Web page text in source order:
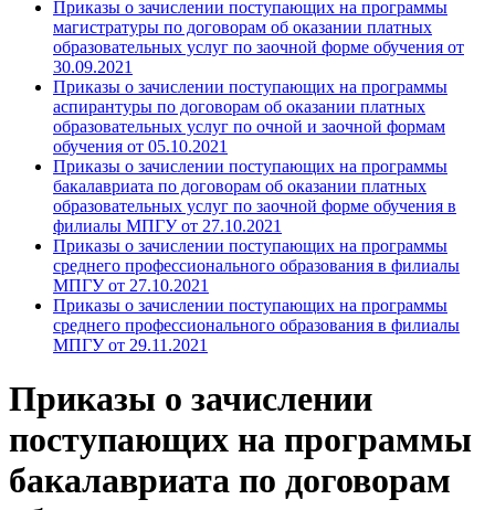
Приказы о зачислении поступающих на программы
магистратуры по договорам об оказании платных
образовательных услуг по заочной форме обучения от
30.09.2021
Приказы о зачислении поступающих на программы
аспирантуры по договорам об оказании платных
образовательных услуг по очной и заочной формам
обучения от 05.10.2021
Приказы о зачислении поступающих на программы
бакалавриата по договорам об оказании платных
образовательных услуг по заочной форме обучения в
филиалы МПГУ от 27.10.2021
Приказы о зачислении поступающих на программы
среднего профессионального образования в филиалы
МПГУ от 27.10.2021
Приказы о зачислении поступающих на программы
среднего профессионального образования в филиалы
МПГУ от 29.11.2021
Приказы о зачислении
поступающих на программы
бакалавриата по договорам